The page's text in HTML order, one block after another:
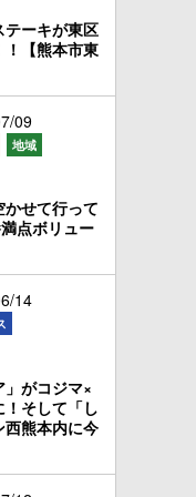
テーキが東区
！【熊本市東
09
地域
かせて行って
点ボリュー
14
」がコジマ×
そして「し
西熊本内に今